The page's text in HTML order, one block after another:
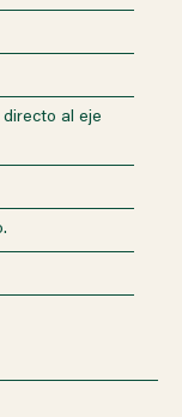
al eje